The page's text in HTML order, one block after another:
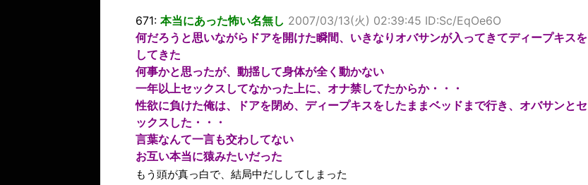
671: 本当にあった怖い名無し 2007/03/13(火) 02:39:45 ID:Sc/EqOe6O
何だろうと思いながらドアを開けた瞬間、いきなりオバサンが入ってきてディープキスを
してきた
何事かと思ったが、動揺して身体が全く動かない
一年以上セックスしてなかった上に、オナ禁してたからか・・・
性欲に負けた俺は、ドアを閉め、ディープキスをしたままベッドまで行き、オバサンとセ
ックスした・・・
言葉なんて一言も交わしてない
お互い本当に猿みたいだった
もう頭が真っ白で、結局中だししてしまった